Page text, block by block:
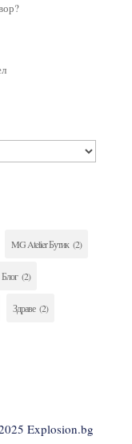
MG Atelier Бутик (2)
Блог (2)
Здраве (2)
Explosion.bg